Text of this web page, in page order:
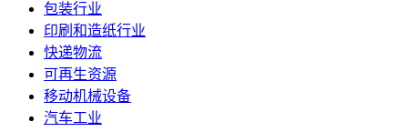
包装行业
印刷和造纸行业
快递物流
可再生资源
移动机械设备
汽车工业